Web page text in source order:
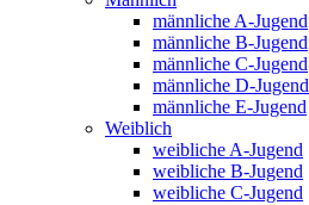
männliche A-Jugend
männliche B-Jugend
männliche C-Jugend
männliche D-Jugend
männliche E-Jugend
Weiblich
weibliche A-Jugend
weibliche B-Jugend
weibliche C-Jugend